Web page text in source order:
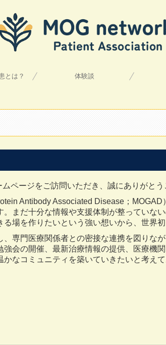
とは？ 体験談
ページをご訪問いただき、誠にありがとう
Antibody Associated Disease；
まだ十分な情報や支援体制が整っていな
場を作りたいという強い想いから、世界
専門医療関係者との密接な連携を図りな
会の開催、最新治療情報の提供、医療機
なコミュニティを築いていきたいと考えて